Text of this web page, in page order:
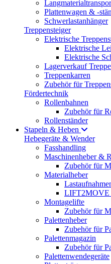
Plattenwagen & -
Schwerlastanhänger
Treppensteiger
Elektrische
Elektrische
Elektrische
Lagerverkauf
Treppenkarren
Zubehör für
Fördertechnik
Rollenbahnen
Zubehör für
Rollenständer
Stapeln & Heben
Hebegeräte & Wender
Fasshandling
Maschinenheber &
Zubehör für
Materialheber
LIFT2MOVE
Montagelifte
Zubehör für
Palettenheber
Zubehör für
Palettenmagazin
Zubehör für
Palettenwendegeräte